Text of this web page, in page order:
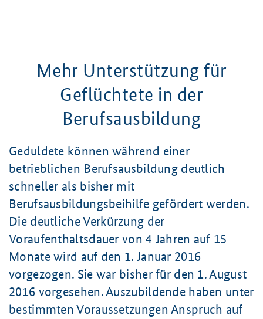
Mehr Unterstützung für
Geflüchtete in der
Berufsausbildung
Geduldete können während einer
betrieblichen Berufsausbildung deutlich
schneller als bisher mit
Berufsausbildungsbeihilfe gefördert werden.
Die deutliche Verkürzung der
Voraufenthaltsdauer von 4 Jahren auf 15
Monate wird auf den 1. Januar 2016
vorgezogen. Sie war bisher für den 1. August
2016 vorgesehen. Auszubildende haben unter
bestimmten Voraussetzungen Anspruch auf